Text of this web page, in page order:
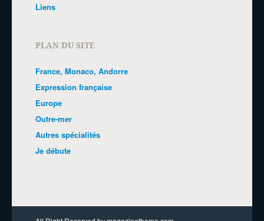
Liens
PLAN DU SITE
France, Monaco, Andorre
Expression française
Europe
Outre-mer
Autres spécialités
Je débute